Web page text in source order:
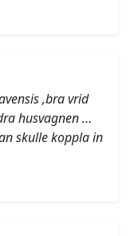
,bra vrid
husvagnen …
skulle koppla in